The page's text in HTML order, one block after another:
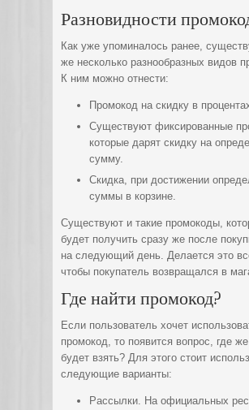
Разновидности
Как уже упоминалось ранее,
же несколько разнообразных видов
К ним можно отнести:
Промокод на скидку в
Существуют фиксированные
которые дарят скидку на
сумму.
Скидка, при достижении
суммы в корзине.
Существуют и такие промокоды,
будет получить сразу же после
на следующий день. Делается это
чтобы покупатель возвращался в
Где найти промокод?
Если пользователь хочет
промокод, то появится вопрос, где
будет взять? Для этого стоит
следующие варианты:
Рассылки. На официальных